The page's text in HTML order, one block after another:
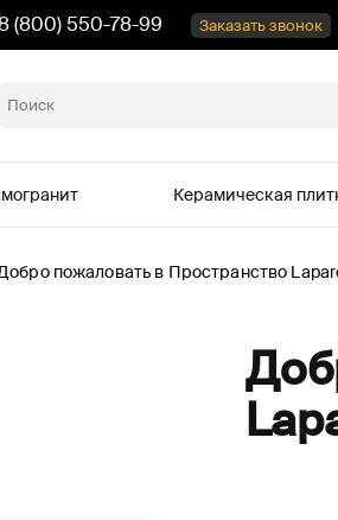
(800) 550-78-99 Заказать звонок
Керамическая
пожаловать в Пространство